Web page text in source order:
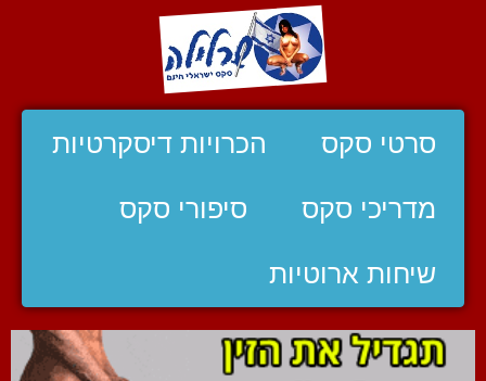
סרטי סקס הכרויות דיסקרטיות
מדריכי סקס סיפורי סקס
שיחות ארוטיות